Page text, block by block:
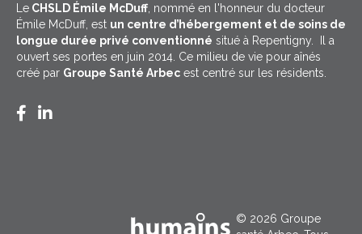
Le CHSLD Émile McDuff , nommé en l'honneur du docteur
Émile McDuff, est un centre d’hébergement et de soins de
longue durée privé conventionné situé à Repentigny. Il a
ouvert ses portes en juin 2014. Ce milieu de vie pour aînés
créé par Groupe Santé Arbec est centré sur les résidents.
Facebook CHSLD Émile McDuff
LinkedIn Groupe Santé Arbec
© 2026 Groupe